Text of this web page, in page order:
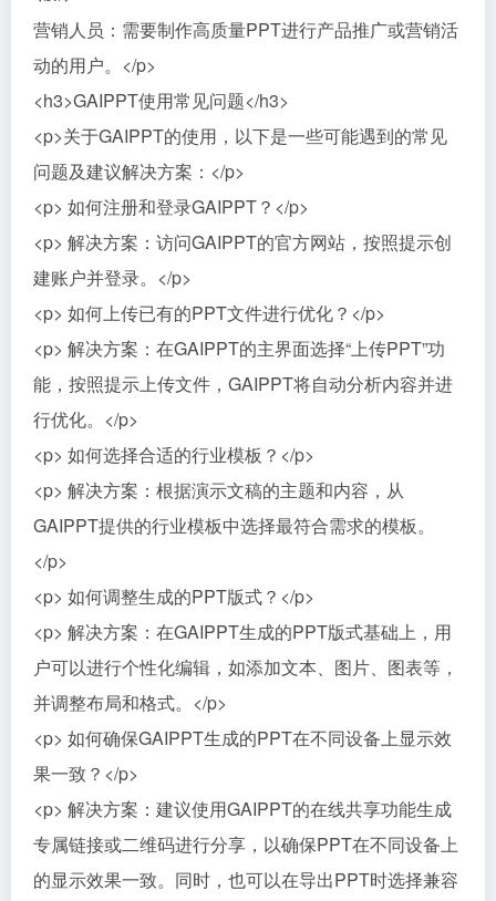
营销人员：需要制作高质量PPT进行产品推广或营销活
动的用户。</p>
<h3>GAIPPT使用常见问题</h3>
<p>关于GAIPPT的使用，以下是一些可能遇到的常见
问题及建议解决方案：</p>
<p> 如何注册和登录GAIPPT？</p>
<p> 解决方案：访问GAIPPT的官方网站，按照提示创
建账户并登录。</p>
<p> 如何上传已有的PPT文件进行优化？</p>
<p> 解决方案：在GAIPPT的主界面选择“上传PPT”功
能，按照提示上传文件，GAIPPT将自动分析内容并进
行优化。</p>
<p> 如何选择合适的行业模板？</p>
<p> 解决方案：根据演示文稿的主题和内容，从
GAIPPT提供的行业模板中选择最符合需求的模板。
</p>
<p> 如何调整生成的PPT版式？</p>
<p> 解决方案：在GAIPPT生成的PPT版式基础上，用
户可以进行个性化编辑，如添加文本、图片、图表等，
并调整布局和格式。</p>
<p> 如何确保GAIPPT生成的PPT在不同设备上显示效
果一致？</p>
<p> 解决方案：建议使用GAIPPT的在线共享功能生成
专属链接或二维码进行分享，以确保PPT在不同设备上
的显示效果一致。同时，也可以在导出PPT时选择兼容